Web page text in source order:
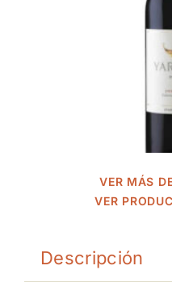
VER MÁS
VER
Descripción